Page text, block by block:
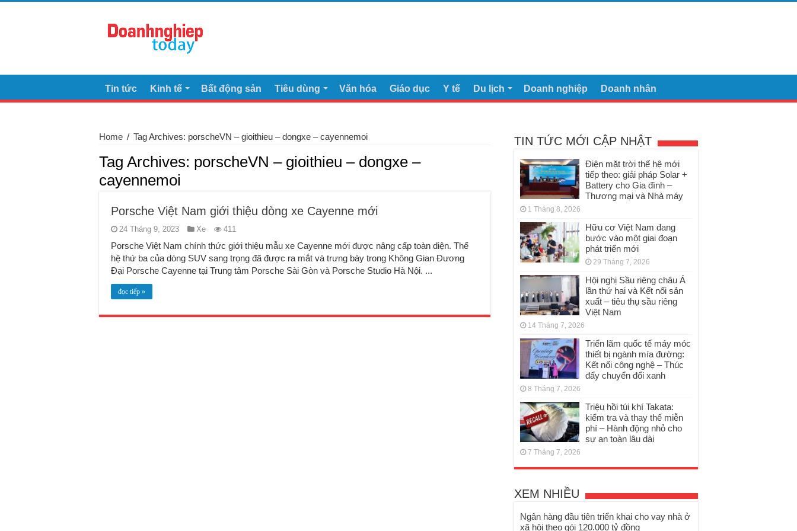
Tin tức Kinh tế Bất động sản Tiêu dùng Văn hóa Giáo dục Y tế Du lịch Doanh nghiệp Doanh nhân
Home / Tag Archives: porscheVN – gioithieu – dongxe – cayennemoi
Tag Archives: porscheVN – gioithieu – dongxe –
cayennemoi
Porsche Việt Nam giới thiệu dòng xe Cayenne mới
24 Tháng 9, 2023 Xe 411
Porsche Việt Nam chính thức giới thiệu mẫu xe Cayenne mới được nâng cấp toàn diện. Thế
hệ thứ ba của dòng SUV sang trọng đã được ra mắt và trưng bày trong Không Gian Đương
Đại Porsche Cayenne tại Trung tâm Porsche Sài Gòn và Porsche Studio Hà Nội. ...
đọc tiếp »
TIN TỨC MỚI CẬP NHẬT
Điện mặt trời thế hệ mới
tiếp theo: giải pháp Solar +
Battery cho Gia đình –
Thương mại và Nhà máy
1 Tháng 8, 2026
Hữu cơ Việt Nam đang
bước vào một giai đoạn
phát triển mới
29 Tháng 7, 2026
Hội nghị Sầu riêng châu Á
lần thứ hai và Kết nối sản
xuất – tiêu thụ sầu riêng
Việt Nam
14 Tháng 7, 2026
Triển lãm quốc tế máy móc
thiết bị ngành mía đường:
Kết nối công nghệ – Thúc
đẩy chuyển đổi xanh
8 Tháng 7, 2026
Triệu hồi túi khí Takata:
kiểm tra và thay thế miễn
phí – Hành động nhỏ cho
sự an toàn lâu dài
7 Tháng 7, 2026
XEM NHIỀU
Ngân hàng đầu tiên triển khai cho vay nhà ở
xã hội theo gói 120.000 tỷ đồng